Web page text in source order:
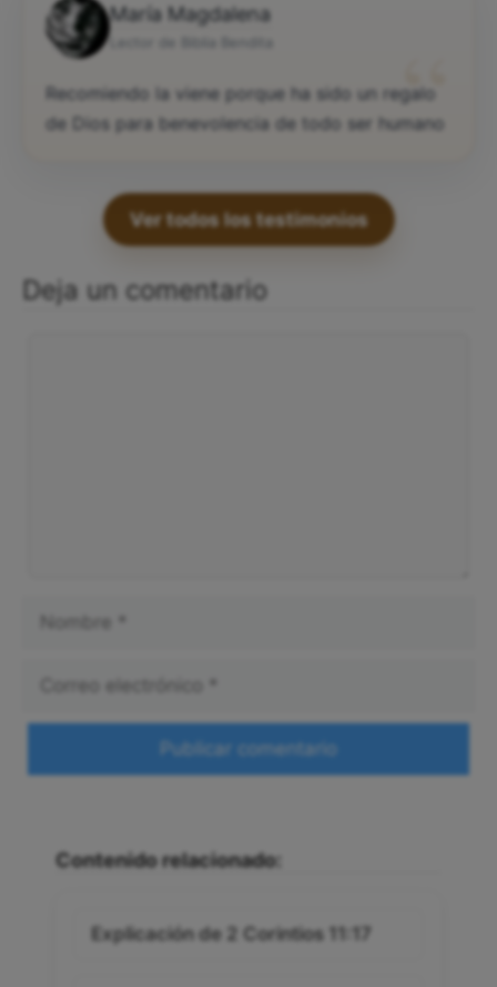
María Magdalena
Lector de Biblia Bendita “
Recomiendo la viene porque ha sido un regalo
de Dios para benevolencia de todo ser humano
Ver todos los testimonios
Deja un comentario
Contenido relacionado:
Explicación de 2 Corintios 11:17